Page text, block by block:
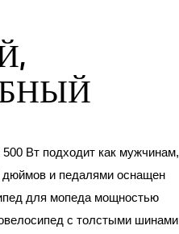
Вт подходит как мужчинам,
и педалями оснащен
для мопеда мощностью
с толстыми шинами